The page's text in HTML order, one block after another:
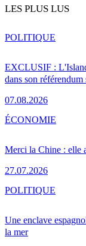
LES PLUS LUS
EXCLUSIF :
dans son
07.08.2026
POLITIQUE
Merci la Chine : elle
27.07.2026
ÉCONOMIE
Une enclave
la mer
POLITIQUE